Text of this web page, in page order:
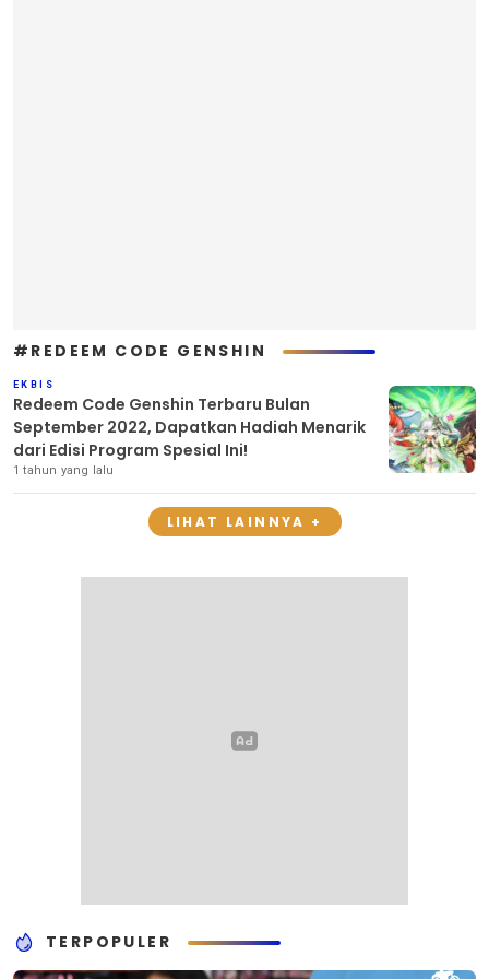
#REDEEM CODE GENSHIN
EKBIS
Redeem Code Genshin Terbaru Bulan
September 2022, Dapatkan Hadiah Menarik
dari Edisi Program Spesial Ini!
1 tahun yang lalu
LIHAT LAINNYA +
TERPOPULER